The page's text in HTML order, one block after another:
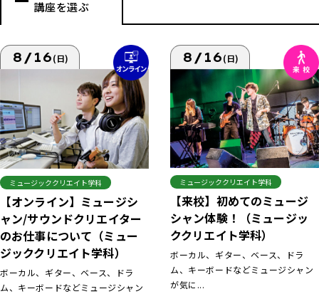
講座を選ぶ
8/16(日)
ミュージッククリエイト学科
【オンライン】ミュージシ
ャン/サウンドクリエイター
のお仕事について（ミュー
ジッククリエイト学科）
ボーカル、ギター、ベース、ドラ
ム、キーボードなどミュージシャン
8/16(日)
ミュージッククリエイト学科
【来校】初めてのミュージ
シャン体験！（ミュージッ
ククリエイト学科）
ボーカル、ギター、ベース、ドラ
ム、キーボードなどミュージシャン
が気に...